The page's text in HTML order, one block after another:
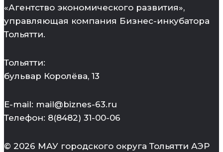
«Агентство экономического развития»,
управляющая компания Бизнес-инкубатора
Тольятти.
Тольятти:
бульвар Королёва, 13
E-mail: mail@biznes-63.ru
Телефон: 8(8482) 31-00-06
© 2026 МАУ городского округа Тольятти АЭР